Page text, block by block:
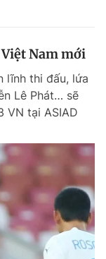
Nam mới
lĩnh thi đấu, lứa
Lê Phát… sẽ
VN tại ASIAD